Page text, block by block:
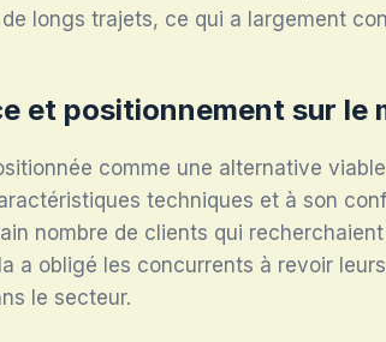
longs trajets, ce qui a largement
et positionnement sur le
comme une alternative
techniques et à son
nombre de clients qui
a obligé les concurrents à revoir
le secteur.